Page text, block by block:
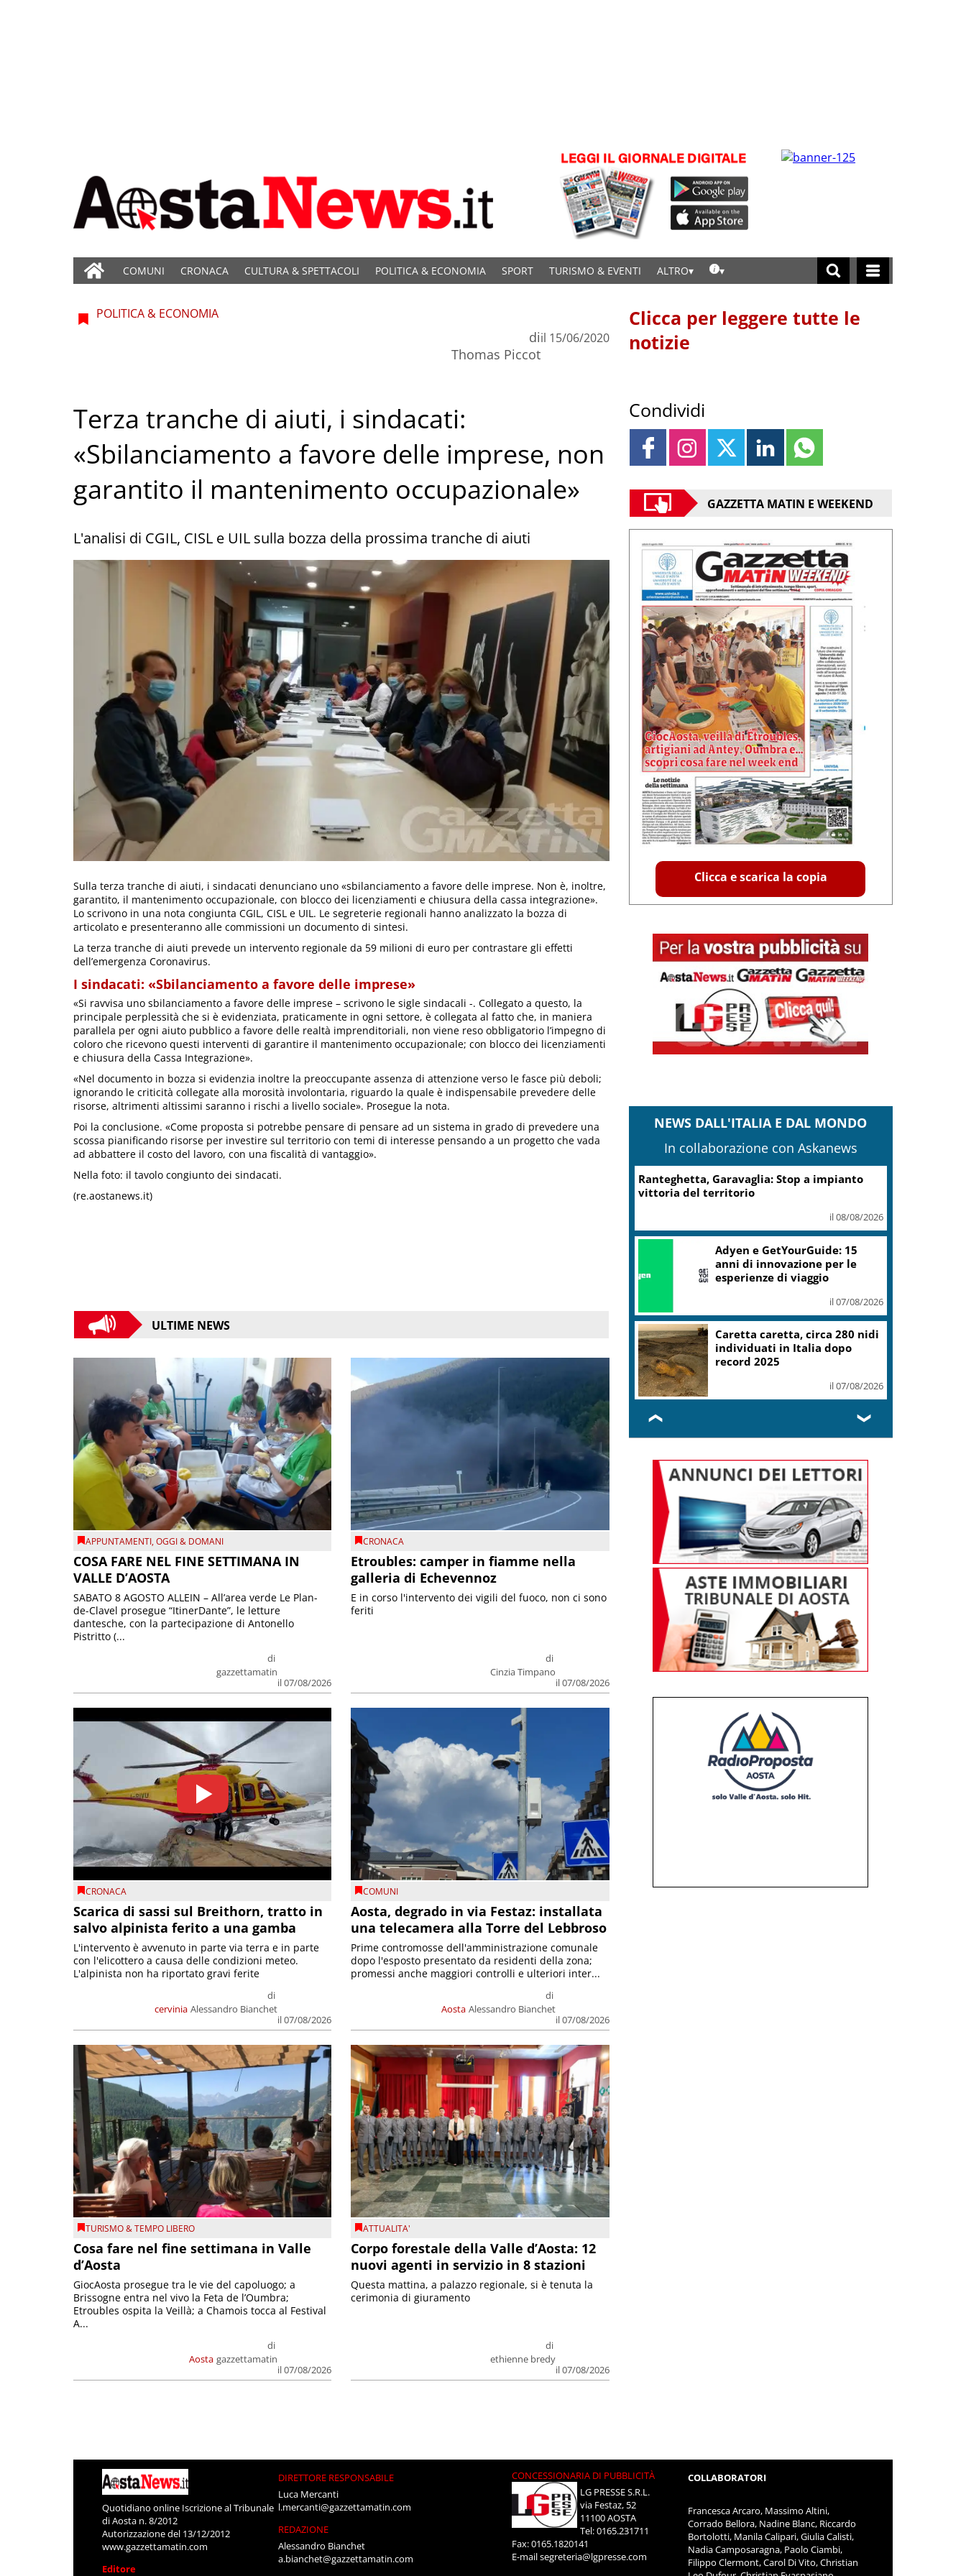
COMUNI CRONACA CULTURA & SPETTACOLI POLITICA & ECONOMIA SPORT TURISMO & EVENTI ALTRO
POLITICA & ECONOMIA
di
Thomas Piccot
il 15/06/2020
Terza tranche di aiuti, i sindacati:
«Sbilanciamento a favore delle imprese, non
garantito il mantenimento occupazionale»
L'analisi di CGIL, CISL e UIL sulla bozza della prossima tranche di aiuti
Sulla terza tranche di aiuti, i sindacati denunciano uno «sbilanciamento a favore delle imprese. Non è, inoltre,
garantito, il mantenimento occupazionale, con blocco dei licenziamenti e chiusura della cassa integrazione».
Lo scrivono in una nota congiunta CGIL, CISL e UIL. Le segreterie regionali hanno analizzato la bozza di
articolato e presenteranno alle commissioni un documento di sintesi.
La terza tranche di aiuti prevede un intervento regionale da 59 milioni di euro per contrastare gli effetti
dell’emergenza Coronavirus.
I sindacati: «Sbilanciamento a favore delle imprese»
«Si ravvisa uno sbilanciamento a favore delle imprese – scrivono le sigle sindacali -. Collegato a questo, la
principale perplessità che si è evidenziata, praticamente in ogni settore, è collegata al fatto che, in maniera
parallela per ogni aiuto pubblico a favore delle realtà imprenditoriali, non viene reso obbligatorio l’impegno di
coloro che ricevono questi interventi di garantire il mantenimento occupazionale; con blocco dei licenziamenti
e chiusura della Cassa Integrazione».
«Nel documento in bozza si evidenzia inoltre la preoccupante assenza di attenzione verso le fasce più deboli;
ignorando le criticità collegate alla morosità involontaria, riguardo la quale è indispensabile prevedere delle
risorse, altrimenti altissimi saranno i rischi a livello sociale». Prosegue la nota.
Poi la conclusione. «Come proposta si potrebbe pensare di pensare ad un sistema in grado di prevedere una
scossa pianificando risorse per investire sul territorio con temi di interesse pensando a un progetto che vada
ad abbattere il costo del lavoro, con una fiscalità di vantaggio».
Nella foto: il tavolo congiunto dei sindacati.
(re.aostanews.it)
ULTIME NEWS
APPUNTAMENTI,OGGI & DOMANI
COSA FARE NEL FINE SETTIMANA IN
VALLE D’AOSTA
di
gazzettamatin
il 07/08/2026
SABATO 8 AGOSTO ALLEIN – All’area verde Le Plan-
de-Clavel prosegue “ItinerDante”, le letture
dantesche, con la partecipazione di Antonello
Pistritto (...
CRONACA
Etroubles: camper in fiamme nella
galleria di Echevennoz
di
Cinzia Timpano
il 07/08/2026
E in corso l'intervento dei vigili del fuoco, non ci sono
feriti
CRONACA
Scarica di sassi sul Breithorn, tratto in
salvo alpinista ferito a una gamba
cervinia
di
Alessandro Bianchet
il 07/08/2026
L'intervento è avvenuto in parte via terra e in parte
con l'elicottero a causa delle condizioni meteo.
L'alpinista non ha riportato gravi ferite
COMUNI
Aosta, degrado in via Festaz: installata
una telecamera alla Torre del Lebbroso
Aosta
di
Alessandro Bianchet
il 07/08/2026
Prime contromosse dell'amministrazione comunale
dopo l'esposto presentato da residenti della zona;
promessi anche maggiori controlli e ulteriori inter...
TURISMO & TEMPO LIBERO
Cosa fare nel fine settimana in Valle
d’Aosta
Aosta
di
gazzettamatin
il 07/08/2026
GiocAosta prosegue tra le vie del capoluogo; a
Brissogne entra nel vivo la Feta de l’Oumbra;
Etroubles ospita la Veillà; a Chamois tocca al Festival
A...
ATTUALITA'
Corpo forestale della Valle d’Aosta: 12
nuovi agenti in servizio in 8 stazioni
di
ethienne bredy
il 07/08/2026
Questa mattina, a palazzo regionale, si è tenuta la
cerimonia di giuramento
Clicca per leggere tutte le
notizie
Condividi
GAZZETTA MATIN E WEEKEND
Clicca e scarica la copia
NEWS DALL'ITALIA E DAL MONDO
In collaborazione con Askanews
Turismo, Osservatorio
Telepass: +20% di interesse
il 07/08/2026
Mic, Liguria: 5,8 mln da piano Grandi
Progetti Beni Culturali
il 07/08/2026
Mondiali Wakeboard: primo
oro è azzurro, Noa Gualtieri
campione Under 14
il 07/08/2026
❮ ❯
Quotidiano online Iscrizione al Tribunale
di Aosta n. 8/2012
Autorizzazione del 13/12/2012
www.gazzettamatin.com
Editore
DIRETTORE RESPONSABILE
Luca Mercanti
l.mercanti@gazzettamatin.com
REDAZIONE
Alessandro Bianchet
a.bianchet@gazzettamatin.com
CONCESSIONARIA DI PUBBLICITÀ
LG PRESSE S.R.L.
via Festaz, 52
11100 AOSTA
Tel: 0165.231711
Fax: 0165.1820141
E-mailsegreteria@lgpresse.com
COLLABORATORI
Francesca Arcaro, Massimo Altini,
Corrado Bellora, Nadine Blanc, Riccardo
Bortolotti, Manila Calipari, Giulia Calisti,
Nadia Camposaragna, Paolo Ciambi,
Filippo Clermont, Carol Di Vito, Christian